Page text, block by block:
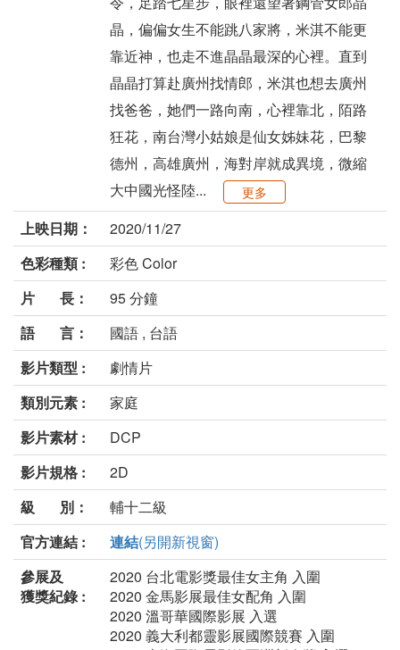
晶，偏偏女生不能跳八家將，米淇不能更
靠近神，也走不進晶晶最深的心裡。直到
晶晶打算赴廣州找情郎，米淇也想去廣州
找爸爸，她們一路向南，心裡靠北，陌路
狂花，南台灣小姑娘是仙女姊妹花，巴黎
德州，高雄廣州，海對岸就成異境，微縮
大中國光怪陸...
更多
上映日期：
2020/11/27
色彩種類 :
彩色 Color
片 長：
95 分鐘
語 言：
國語 , 台語
影片類型 :
劇情片
類別元素 :
家庭
影片素材 :
DCP
影片規格 :
2D
級 別：
輔十二級
官方連結 :
連結(另開新視窗)
參展及
獲獎紀錄 :
2020 台北電影獎最佳女主角 入圍
2020 金馬影展最佳女配角 入圍
2020 溫哥華國際影展 入選
2020 義大利都靈影展國際競賽 入圍